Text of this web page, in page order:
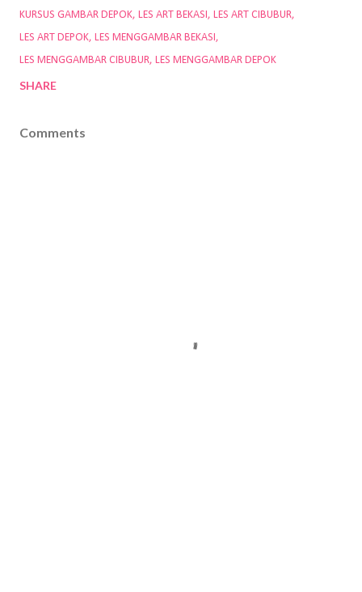
KURSUS GAMBAR DEPOK LES ART BEKASI
LES ART CIBUBUR
LES ART DEPOK LES MENGGAMBAR BEKASI
LES MENGGAMBAR CIBUBUR LES MENGGAMBAR DEPOK
SHARE
Comments